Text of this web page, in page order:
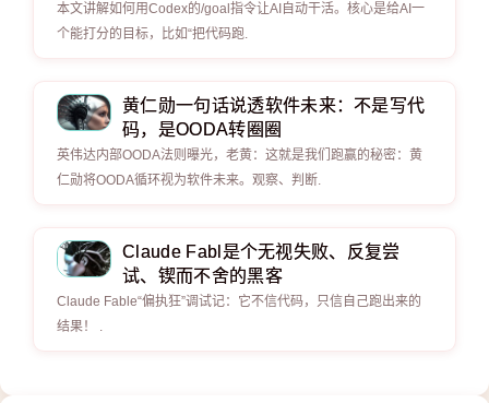
本文讲解如何用Codex的/goal指令让AI自动干活。核心是给AI一
个能打分的目标，比如“把代码跑.
黄仁勋一句话说透软件未来：不是写代
码，是OODA转圈圈
英伟达内部OODA法则曝光，老黄：这就是我们跑赢的秘密：黄
仁勋将OODA循环视为软件未来。观察、判断.
Claude Fabl是个无视失败、反复尝
试、锲而不舍的黑客
Claude Fable“偏执狂”调试记：它不信代码，只信自己跑出来的
结果！ .